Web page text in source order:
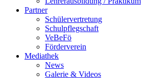
Partner
Schülervertretung
Schulpflegschaft
VeBeFö
Förderverein
Mediathek
News
Galerie & Videos